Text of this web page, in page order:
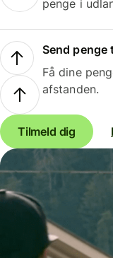
penge i
Send penge
Få dine
afstanden.
Tilmeld dig